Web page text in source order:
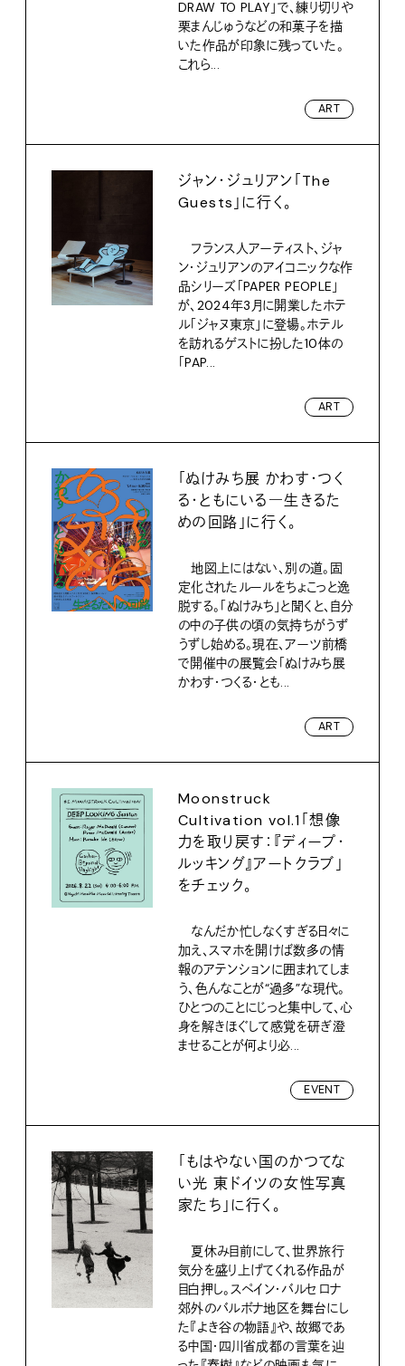
DRAW TO PLAY」で、練り切りや
栗まんじゅうなどの和菓子を描
いた作品が印象に残っていた。
これら...
ART
ジャン・ジュリアン「The
Guests」に行く。
フランス人アーティスト、ジャ
ン・ジュリアンのアイコニックな作
品シリーズ「PAPER PEOPLE」
が、2024年3月に開業したホテ
ル「ジャヌ東京」に登場。ホテル
を訪れるゲストに扮した10体の
「PAP...
ART
「ぬけみち展 かわす・つく
る・ともにいる―生きるた
めの回路」に行く。
地図上にはない、別の道。固
定化されたルールをちょこっと逸
脱する。「ぬけみち」と聞くと、自分
の中の子供の頃の気持ちがうず
うずし始める。現在、アーツ前橋
で開催中の展覧会「ぬけみち展
かわす・つくる・とも...
ART
Moonstruck
Cultivation vol.1「想像
力を取り戻す：『ディープ・
ルッキング』アートクラブ」
をチェック。
なんだか忙しなくすぎる日々に
加え、スマホを開けば数多の情
報のアテンションに囲まれてしま
う、色んなことが“過多”な現代。
ひとつのことにじっと集中して、心
身を解きほぐして感覚を研ぎ澄
ませることが何より必...
EVENT
「もはやない国のかつてな
い光 東ドイツの女性写真
家たち」に行く。
夏休み目前にして、世界旅行
気分を盛り上げてくれる作品が
目白押し。スペイン・バルセロナ
郊外のバルボナ地区を舞台にし
た『よき谷の物語』や、故郷であ
る中国・四川省成都の言葉を辿